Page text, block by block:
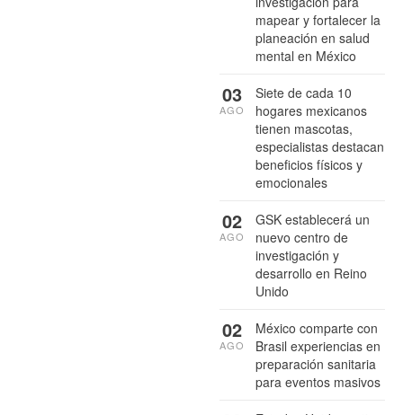
mapear y fortalecer la
planeación en salud
mental en México
Siete de cada 10
hogares mexicanos
tienen mascotas,
especialistas destacan
beneficios físicos y
emocionales
03
AGO
GSK establecerá un
nuevo centro de
investigación y
desarrollo en Reino
Unido
02
AGO
México comparte con
Brasil experiencias en
preparación sanitaria
para eventos masivos
02
AGO